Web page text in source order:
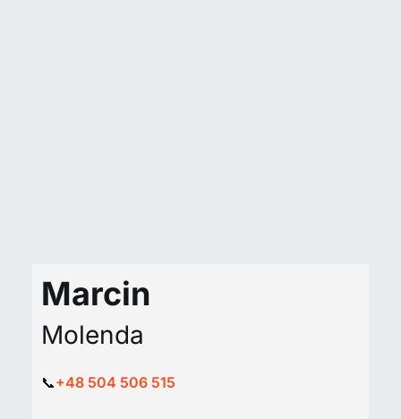
Marcin
Molenda
📞+48 504 506 515